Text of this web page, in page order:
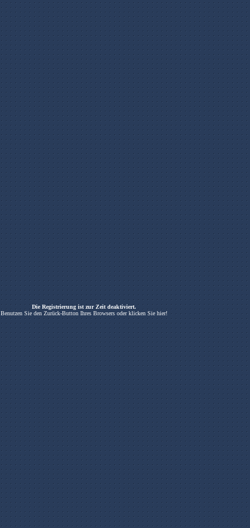
Die Registrierung ist zur Zeit deaktiviert.
Benutzen Sie den Zurück-Button Ihres Browsers oder klicken Sie hier!